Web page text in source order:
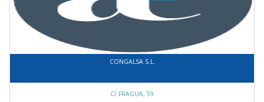
CONGALSA S.L.
C/ FRAGUA, 59